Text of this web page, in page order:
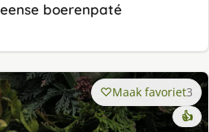
boerenpaté
Maak favoriet3
👍